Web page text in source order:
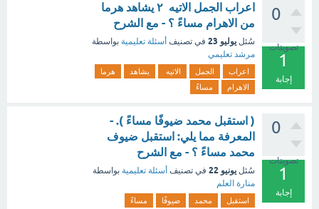
0
تصويتات
1
إجابة
اعراب الجمل الاتيه ٢ يشاهد هرما
من الاهرام مساءً ؟ - مع الشرح
سُئل يوليو 23 في تصنيف أسئلة تعليمية بواسطة
مرشد تعليمي
اعراب الجمل الاتيه يشاهد
هرما
الاهرام
مساءً
0
تصويتات
1
إجابة
( استقبل محمد ضيوفًا مساءً ). -
المعرفة مما يلي: استقبل ضيوف
محمد مساءً ؟ - مع الشرح
سُئل يونيو 22 في تصنيف أسئلة تعليمية بواسطة
منارة العلم
استقبل محمد ضيوفًا
مساءً